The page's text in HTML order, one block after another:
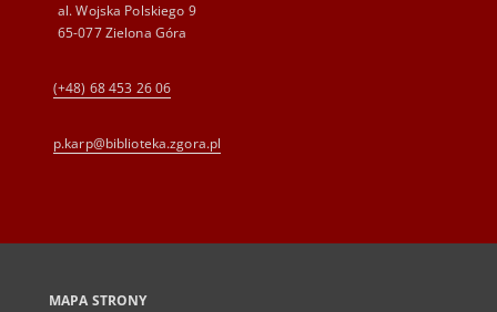
al. Wojska Polskiego 9
65-077 Zielona Góra
(+48) 68 453 26 06
p.karp@biblioteka.zgora.pl
MAPA STRONY